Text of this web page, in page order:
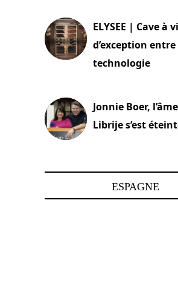
ELYSEE | Cave à
d’exception
technologie
Jonnie Boer,
Librije s’est
ESPAGNE